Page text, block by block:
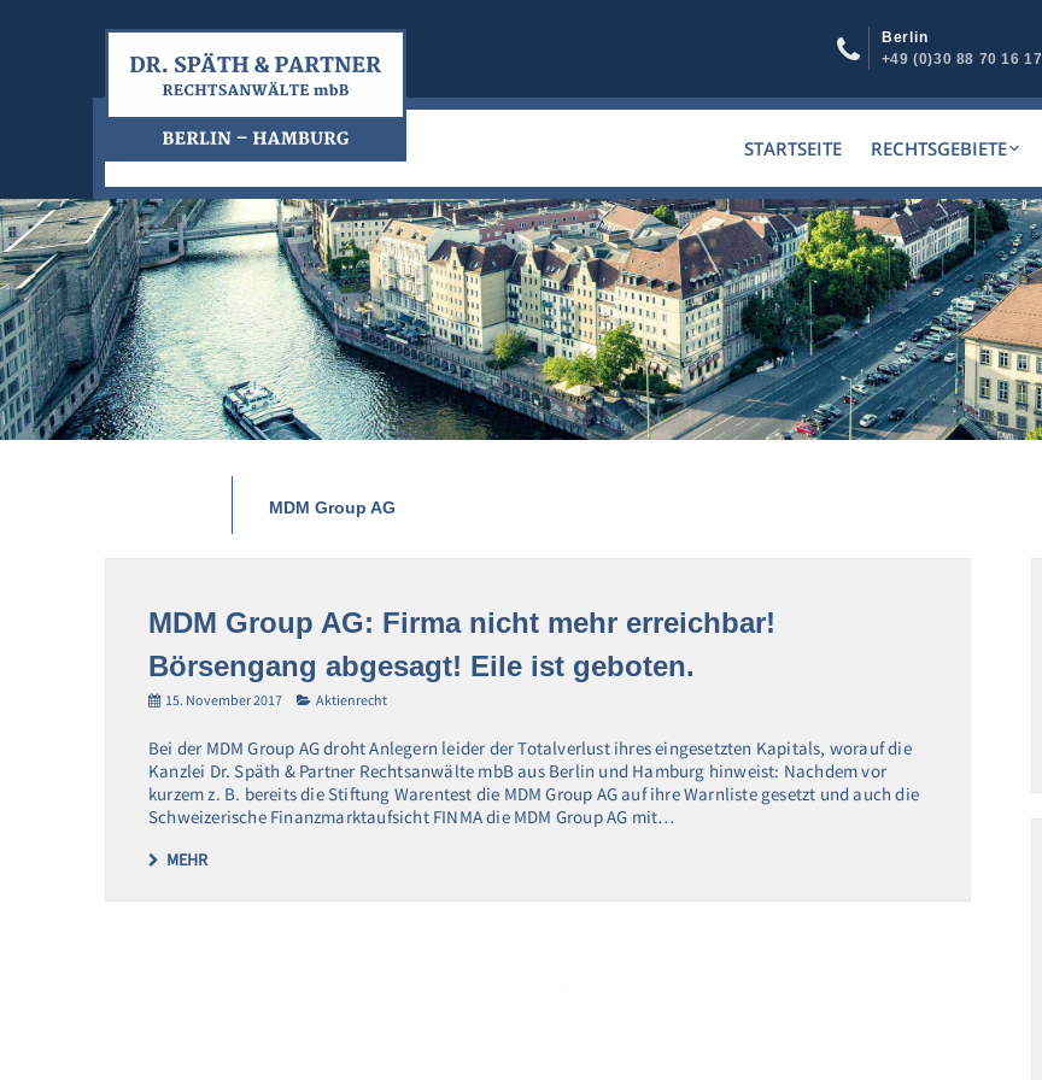
Berlin
+49 (0)30 88 70 16 17
STARTSEITE RECHTSGEBIETE
MDM Group AG
MDM Group AG: Firma nicht mehr erreichbar!
Börsengang abgesagt! Eile ist geboten.
15. November 2017 Aktienrecht
Bei der MDM Group AG droht Anlegern leider der Totalverlust ihres eingesetzten Kapitals, worauf die
Kanzlei Dr. Späth & Partner Rechtsanwälte mbB aus Berlin und Hamburg hinweist: Nachdem vor
kurzem z. B. bereits die Stiftung Warentest die MDM Group AG auf ihre Warnliste gesetzt und auch die
Schweizerische Finanzmarktaufsicht FINMA die MDM Group AG mit…
MEHR